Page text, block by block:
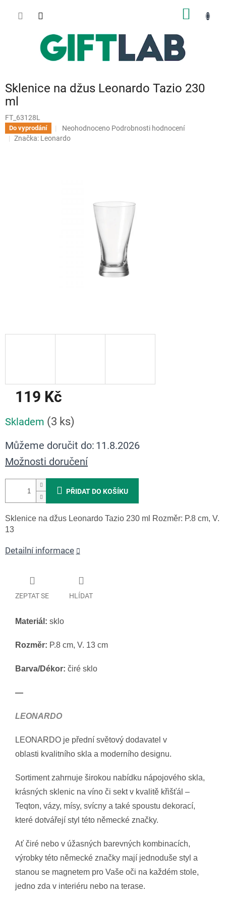
Sklenice na džus Leonardo Tazio 230
ml
FT_63128L
Do vyprodání
Průměrné
hodnocení
Neohodnoceno Podrobnosti hodnocení
Značka: Leonardo
119 Kč
cena:
Skladem (3 ks)
Můžeme doručit do: 11.8.2026
Možnosti doručení
PŘIDAT DO KOŠÍKU
Sklenice na džus Leonardo Tazio 230 ml Rozměr: P.8 cm, V.
13
Detailní informace
ZEPTAT SE HLÍDAT
Materiál: sklo
Rozměr: P.8 cm, V. 13 cm
Barva/Dékor: čiré sklo
—
LEONARDO
LEONARDO je přední světový dodavatel v
oblasti kvalitního skla a moderního designu.
Sortiment zahrnuje širokou nabídku nápojového skla,
krásných sklenic na víno či sekt v kvalitě křišťál –
Teqton, vázy, mísy, svícny a také spoustu dekorací,
které dotvářejí styl této německé značky.
Ať čiré nebo v úžasných barevných kombinacích,
výrobky této německé značky mají jednoduše styl a
stanou se magnetem pro Vaše oči na každém stole,
jedno zda v interiéru nebo na terase.